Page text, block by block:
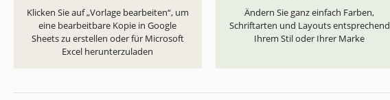
Klicken Sie auf „Vorlage bearbeiten“, um
eine bearbeitbare Kopie in Google
Sheets zu erstellen oder für Microsoft
Excel herunterzuladen
Ändern Sie ganz einfach Farben,
Schriftarten und Layouts entsprechend
Ihrem Stil oder Ihrer Marke